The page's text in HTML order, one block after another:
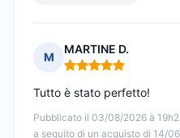
M
MARTINE D.
Nota: 5 su 5
Pubblicato il 03/08/2026 à
a seguito di un acquisto di 14/
Tutto è stato perfetto!